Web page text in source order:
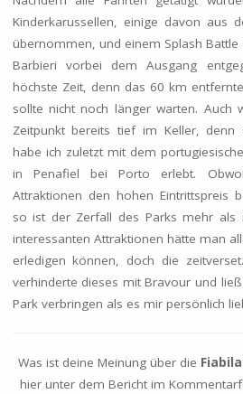
Kinderkarussellen, einige davon aus
übernommen, und einem Splash
Barbieri vorbei dem Ausgang
höchste Zeit, denn das 60 km
sollte nicht noch länger warten. Auch
Zeitpunkt bereits tief im Keller,
habe ich zuletzt mit dem
in Penafiel bei Porto erlebt.
Attraktionen den hohen Eintrittspreis
so ist der Zerfall des Parks mehr als
interessanten Attraktionen hätte man
erledigen können, doch die
verhinderte dieses mit Bravour und
Park verbringen als es mir persönlich
Was ist deine Meinung über die
hier unter dem Bericht im